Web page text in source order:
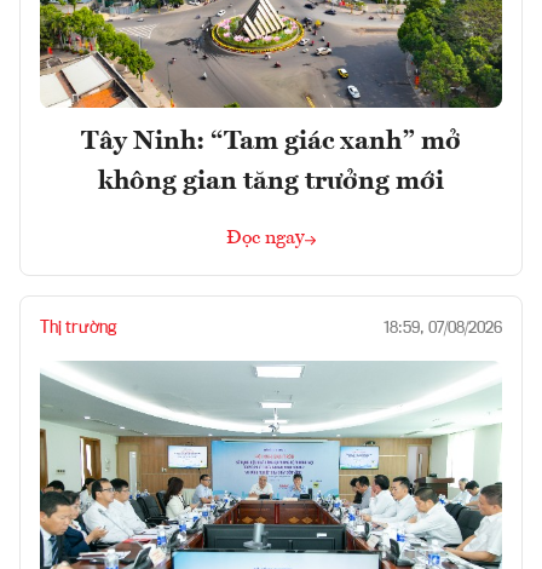
Tây Ninh: “Tam giác xanh” mở
không gian tăng trưởng mới
Đọc ngay
Thị trường 18:59, 07/08/2026